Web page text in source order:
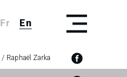
Fr En
/ Raphaël Zarka